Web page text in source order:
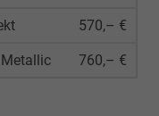
570,– €
760,– €